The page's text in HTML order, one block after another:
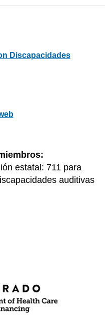
Discapacidades
estatal: 711 para
auditivas